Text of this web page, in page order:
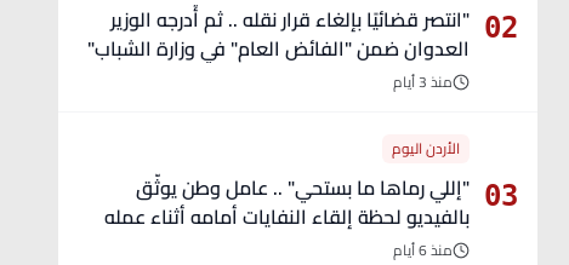
02
"انتصر قضائيًا بإلغاء قرار نقله .. ثم أُدرجه الوزير
العدوان ضمن "الفائض العام" في وزارة الشباب"
- تفاصيل
منذ 3 أيام
03
الأردن اليوم
"إللي رماها ما بستحي" .. عامل وطن يوثّق
بالفيديو لحظة إلقاء النفايات أمامه أثناء عمله
منذ 6 أيام